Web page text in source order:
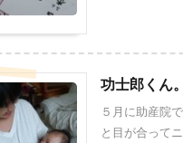
功士郎くん
５月に助産院
と目が合って